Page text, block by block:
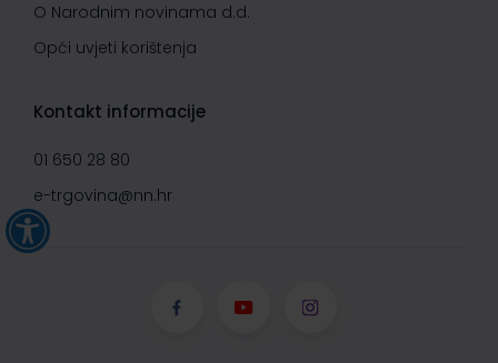
O Narodnim novinama d.d.
Opći uvjeti korištenja
Kontakt informacije
01 650 28 80
e-trgovina@nn.hr